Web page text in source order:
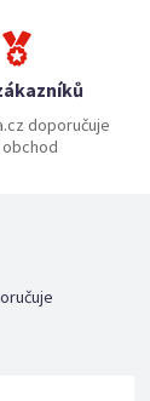
doporučuje
obchod